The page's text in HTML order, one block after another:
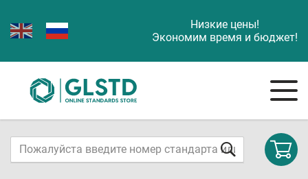
Низкие цены!
Экономим время и бюджет!